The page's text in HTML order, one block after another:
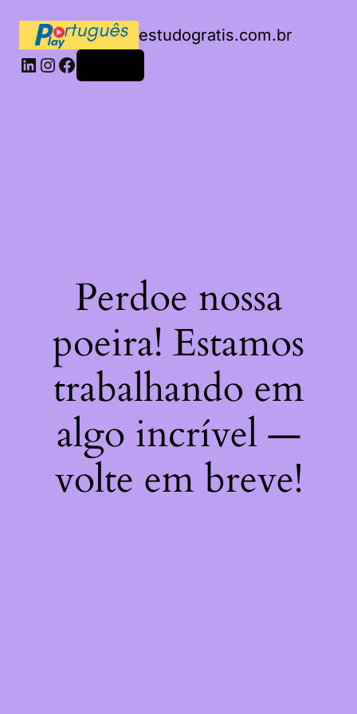
estudogratis.com.br
LinkedIn
Instagram
Facebook
Perdoe nossa
poeira! Estamos
trabalhando em
algo incrível —
volte em breve!